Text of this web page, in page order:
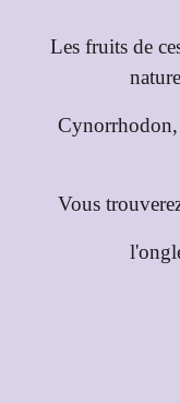
Les fruits de
Cynorrhodon,
Vous